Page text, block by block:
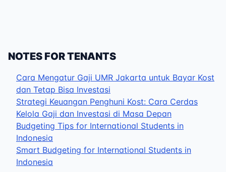
NOTES FOR TENANTS
Cara Mengatur Gaji UMR Jakarta untuk Bayar Kost
dan Tetap Bisa Investasi
Strategi Keuangan Penghuni Kost: Cara Cerdas
Kelola Gaji dan Investasi di Masa Depan
Budgeting Tips for International Students in
Indonesia
Smart Budgeting for International Students in
Indonesia